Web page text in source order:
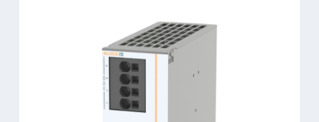
o
r
m
a
n
t
e
a
c
h
u
n
g
e
n
e
r
g
i